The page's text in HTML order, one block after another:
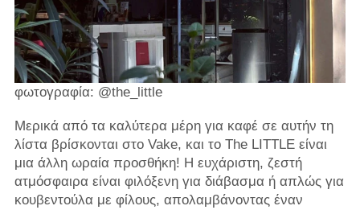
φωτογραφία: @the_little
Μερικά από τα καλύτερα μέρη για καφέ σε αυτήν τη
λίστα βρίσκονται στο Vake, και το The LITTLE είναι
μια άλλη ωραία προσθήκη! Η ευχάριστη, ζεστή
ατμόσφαιρα είναι φιλόξενη για διάβασμα ή απλώς για
κουβεντούλα με φίλους, απολαμβάνοντας έναν